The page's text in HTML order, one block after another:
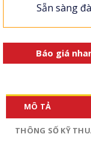
Sẵn sàng
Báo giá
MÔ TẢ
THÔNG SỐ KỸ